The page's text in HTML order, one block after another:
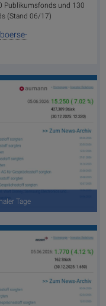
Publikumsfonds und 130
(Stand 06/17)
boerse-
Tage